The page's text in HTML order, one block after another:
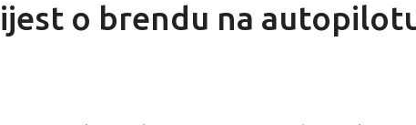
o brendu na